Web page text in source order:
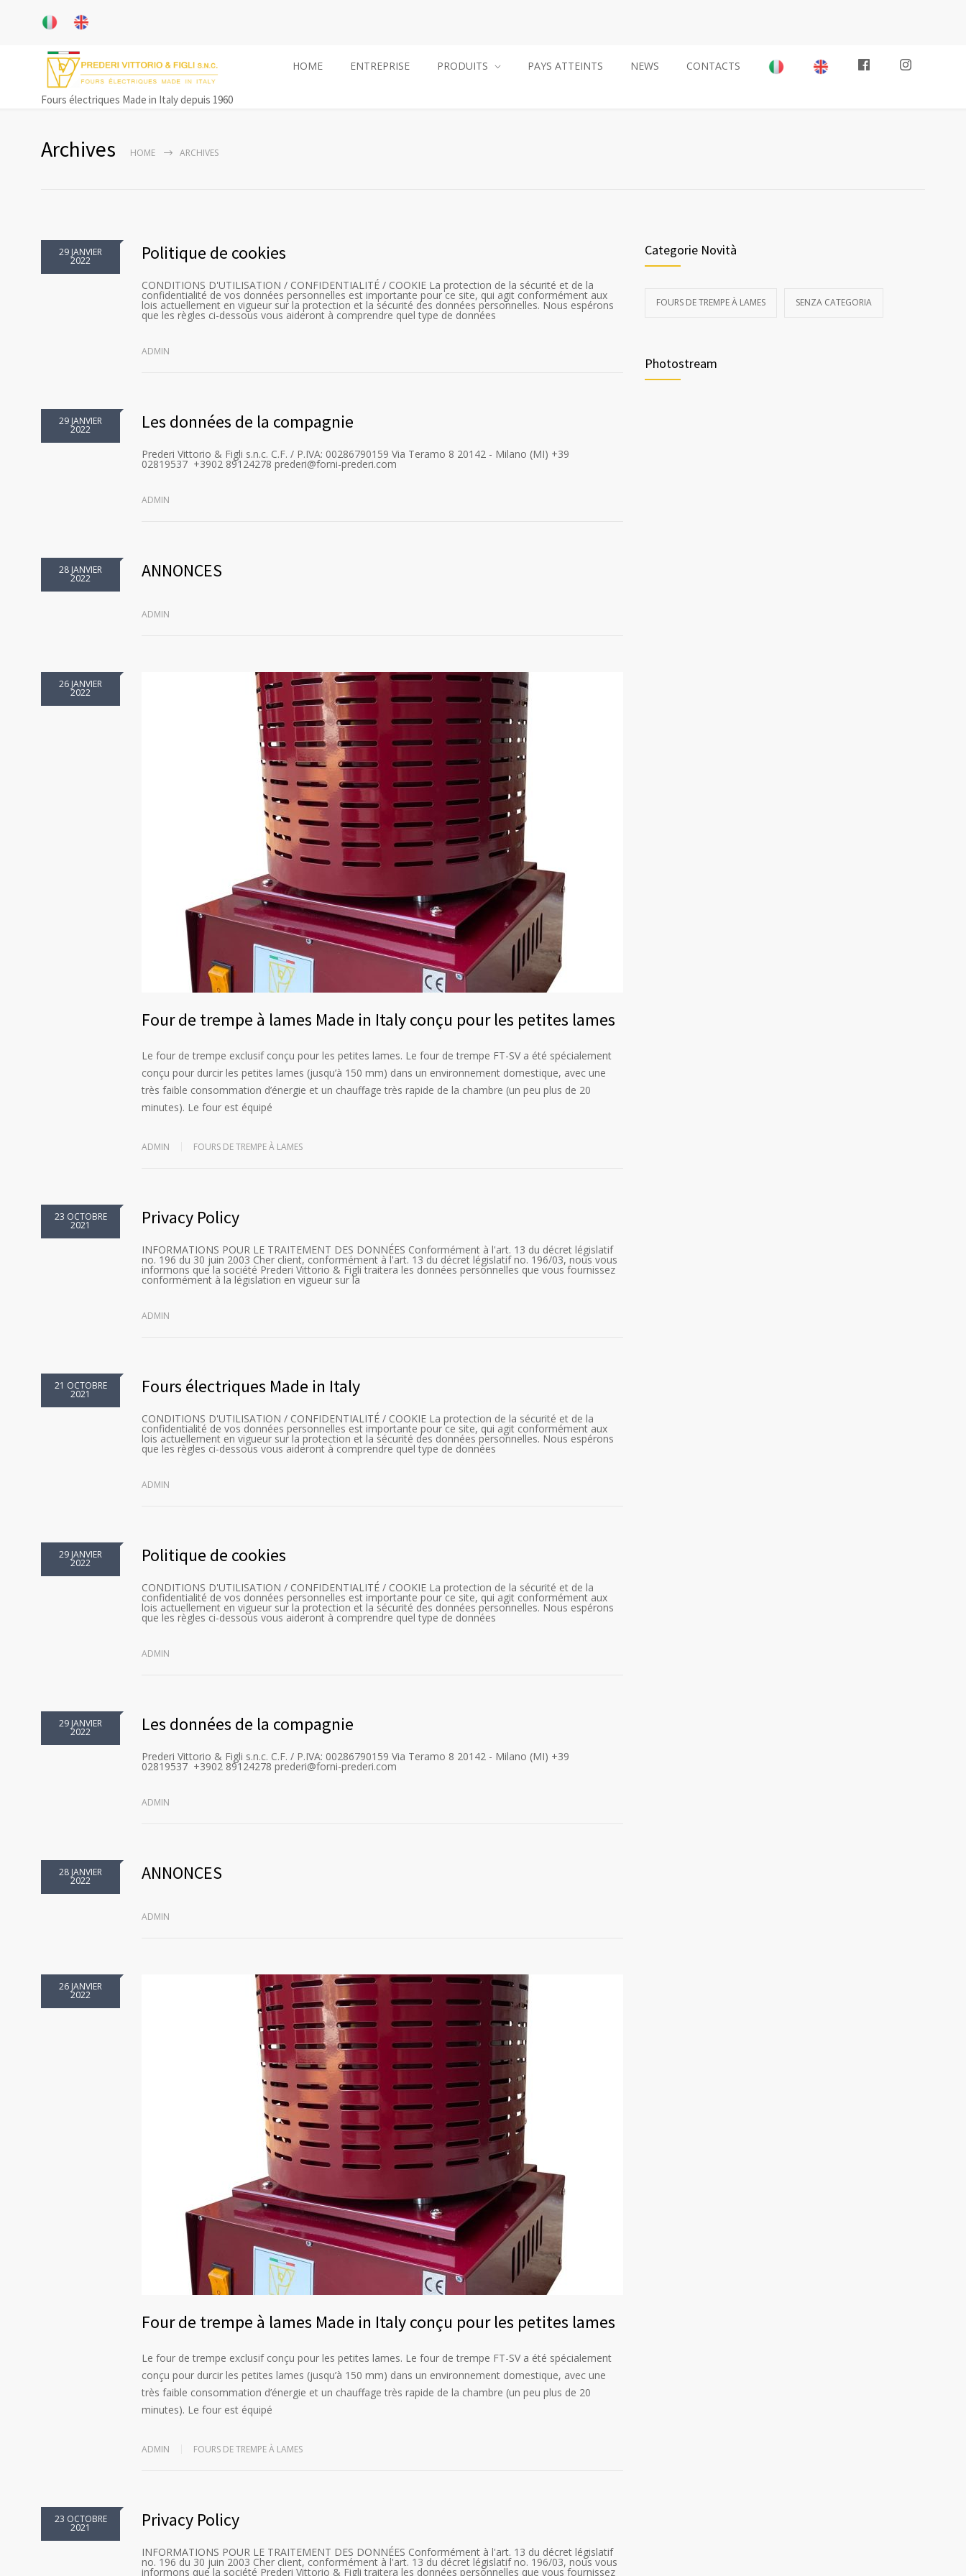
Fours électriques Made in Italy depuis 1960
HOME ENTREPRISE PRODUITS PAYS ATTEINTS NEWS CONTACTS
Archives HOME ARCHIVES
29 JANVIER
2022 Politique de cookies
CONDITIONS D'UTILISATION / CONFIDENTIALITÉ / COOKIE La protection de la sécurité et de la
confidentialité de vos données personnelles est importante pour ce site, qui agit conformément aux
lois actuellement en vigueur sur la protection et la sécurité des données personnelles. Nous espérons
que les règles ci-dessous vous aideront à comprendre quel type de données
ADMIN
29 JANVIER
2022 Les données de la compagnie
Prederi Vittorio & Figli s.n.c. C.F. / P.IVA: 00286790159 Via Teramo 8 20142 - Milano (MI) +39
02819537 +3902 89124278 prederi@forni-prederi.com
ADMIN
28 JANVIER
2022 ANNONCES
ADMIN
26 JANVIER
2022
Four de trempe à lames Made in Italy conçu pour les petites lames
Le four de trempe exclusif conçu pour les petites lames. Le four de trempe FT-SV a été spécialement
conçu pour durcir les petites lames (jusqu’à 150 mm) dans un environnement domestique, avec une
très faible consommation d’énergie et un chauffage très rapide de la chambre (un peu plus de 20
minutes). Le four est équipé
ADMIN FOURS DE TREMPE À LAMES
23 OCTOBRE
2021 Privacy Policy
INFORMATIONS POUR LE TRAITEMENT DES DONNÉES Conformément à l'art. 13 du décret législatif
no. 196 du 30 juin 2003 Cher client, conformément à l'art. 13 du décret législatif no. 196/03, nous vous
informons que la société Prederi Vittorio & Figli traitera les données personnelles que vous fournissez
conformément à la législation en vigueur sur la
ADMIN
21 OCTOBRE
2021 Fours électriques Made in Italy
CONDITIONS D'UTILISATION / CONFIDENTIALITÉ / COOKIE La protection de la sécurité et de la
confidentialité de vos données personnelles est importante pour ce site, qui agit conformément aux
lois actuellement en vigueur sur la protection et la sécurité des données personnelles. Nous espérons
que les règles ci-dessous vous aideront à comprendre quel type de données
ADMIN
29 JANVIER
2022 Politique de cookies
CONDITIONS D'UTILISATION / CONFIDENTIALITÉ / COOKIE La protection de la sécurité et de la
confidentialité de vos données personnelles est importante pour ce site, qui agit conformément aux
lois actuellement en vigueur sur la protection et la sécurité des données personnelles. Nous espérons
que les règles ci-dessous vous aideront à comprendre quel type de données
ADMIN
29 JANVIER
2022 Les données de la compagnie
Prederi Vittorio & Figli s.n.c. C.F. / P.IVA: 00286790159 Via Teramo 8 20142 - Milano (MI) +39
02819537 +3902 89124278 prederi@forni-prederi.com
ADMIN
28 JANVIER
2022 ANNONCES
ADMIN
26 JANVIER
2022
Four de trempe à lames Made in Italy conçu pour les petites lames
Le four de trempe exclusif conçu pour les petites lames. Le four de trempe FT-SV a été spécialement
conçu pour durcir les petites lames (jusqu’à 150 mm) dans un environnement domestique, avec une
très faible consommation d’énergie et un chauffage très rapide de la chambre (un peu plus de 20
minutes). Le four est équipé
ADMIN FOURS DE TREMPE À LAMES
23 OCTOBRE
2021 Privacy Policy
INFORMATIONS POUR LE TRAITEMENT DES DONNÉES Conformément à l'art. 13 du décret législatif
no. 196 du 30 juin 2003 Cher client, conformément à l'art. 13 du décret législatif no. 196/03, nous vous
informons que la société Prederi Vittorio & Figli traitera les données personnelles que vous fournissez
Categorie Novità
FOURS DE TREMPE À LAMES SENZA CATEGORIA
Photostream